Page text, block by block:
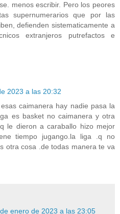
menos escribir. Pero los peores
supernumerarios que por las
defienden sistematicamente a
extranjeros putrefactos e
2023 a las 20:32
caimanera hay nadie pasa la
es basket no caimanera y otra
le dieron a caraballo hizo mejor
tiempo jugango.la liga .q no
otra cosa .de todas manera te va
enero de 2023 a las 23:05